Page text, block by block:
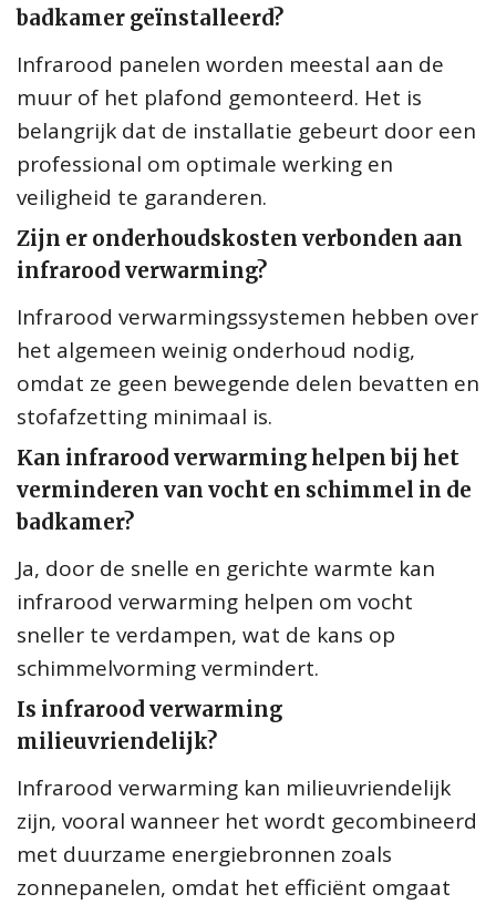
badkamer geïnstalleerd?
Infrarood panelen worden meestal aan de
muur of het plafond gemonteerd. Het is
belangrijk dat de installatie gebeurt door een
professional om optimale werking en
veiligheid te garanderen.
Zijn er onderhoudskosten verbonden aan
infrarood verwarming?
Infrarood verwarmingssystemen hebben over
het algemeen weinig onderhoud nodig,
omdat ze geen bewegende delen bevatten en
stofafzetting minimaal is.
Kan infrarood verwarming helpen bij het
verminderen van vocht en schimmel in de
badkamer?
Ja, door de snelle en gerichte warmte kan
infrarood verwarming helpen om vocht
sneller te verdampen, wat de kans op
schimmelvorming vermindert.
Is infrarood verwarming
milieuvriendelijk?
Infrarood verwarming kan milieuvriendelijk
zijn, vooral wanneer het wordt gecombineerd
met duurzame energiebronnen zoals
zonnepanelen, omdat het efficiënt omgaat